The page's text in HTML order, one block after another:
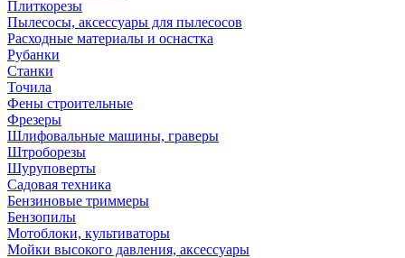
Плиткорезы
Пылесосы, аксессуары для пылесосов
Расходные материалы и оснастка
Рубанки
Станки
Точила
Фены строительные
Фрезеры
Шлифовальные машины, граверы
Штроборезы
Шуруповерты
Садовая техника
Бензиновые триммеры
Бензопилы
Мотоблоки, культиваторы
Мойки высокого давления, аксессуары